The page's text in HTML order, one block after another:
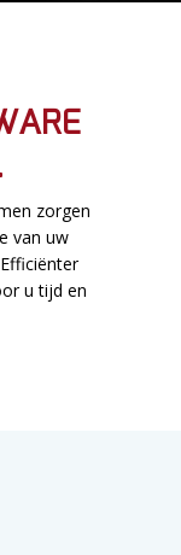
zorgen
van uw
u tijd en